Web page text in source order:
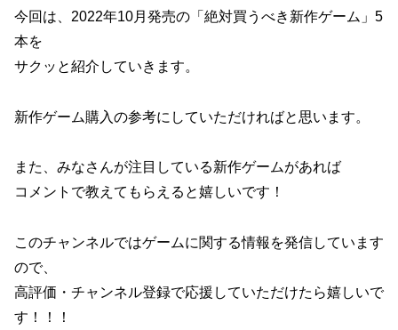
今回は、2022年10月発売の「絶対買うべき新作ゲーム」5
本を
サクッと紹介していきます。
新作ゲーム購入の参考にしていただければと思います。
また、みなさんが注目している新作ゲームがあれば
コメントで教えてもらえると嬉しいです！
このチャンネルではゲームに関する情報を発信しています
ので、
高評価・チャンネル登録で応援していただけたら嬉しいで
す！！！